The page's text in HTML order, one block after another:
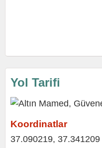
Yol Tarifi
Koordinatlar
37.090219, 37.341209